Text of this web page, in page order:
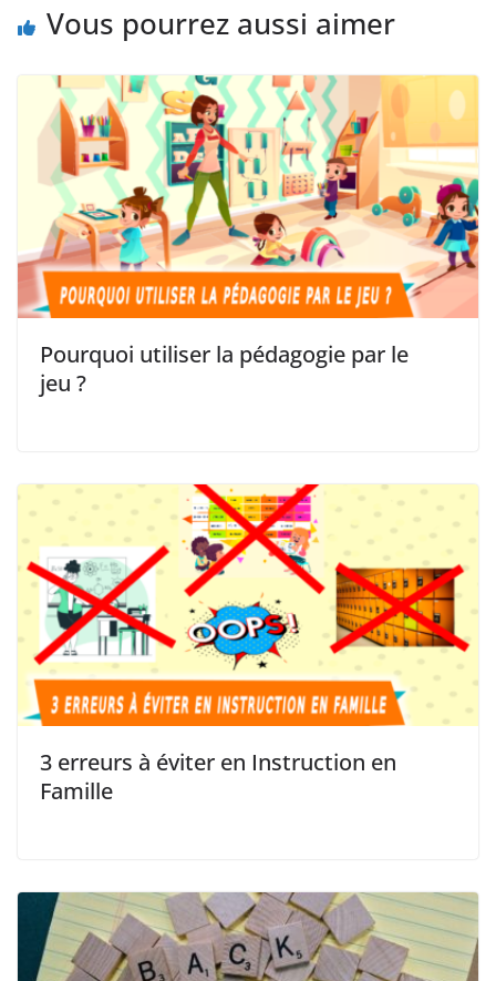
Vous pourrez aussi aimer
Pourquoi utiliser la pédagogie par le
jeu ?
3 erreurs à éviter en Instruction en
Famille